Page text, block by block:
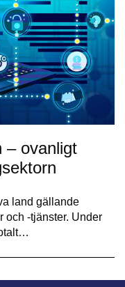
– ovanligt
land gällande
och -tjänster. Under